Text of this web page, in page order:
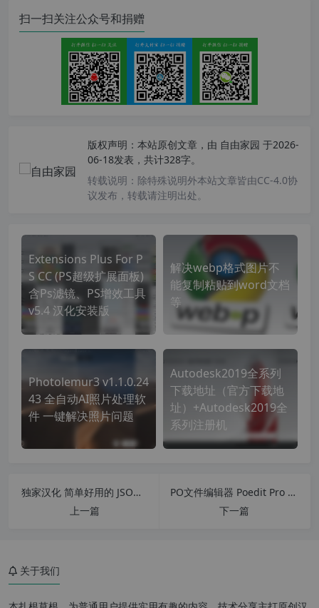
扫一扫关注公众号和捐赠
版权声明： 本站原创文章，由 自由家园 于2026-
06-18发表，共计328字。
转载说明： 除特殊说明外本站文章皆由CC-4.0协
议发布，转载请注明出处。
Extensions Plus For P
S CC (PS超级扩展面板)
含Ps滤镜、PS增效工具
v5.4 汉化安装版
解决webp格式图片不
能复制粘贴到word文档
等
Photolemur3 v1.1.0.24
43 全自动AI照片处理软
件 一键解决照片问题
Autodesk2019全系列
下载地址（官方下载地
址）+Autodesk2019全
系列注册机
独家汉化 简单好用的 JSON编辑器 Json Editor v1.0 汉化博客主题插件必备
上一篇
PO文件编辑器 Poedit Pro v3.1.1.6476 中文特别版 博客主题插件语言编辑器
下一篇
关于我们